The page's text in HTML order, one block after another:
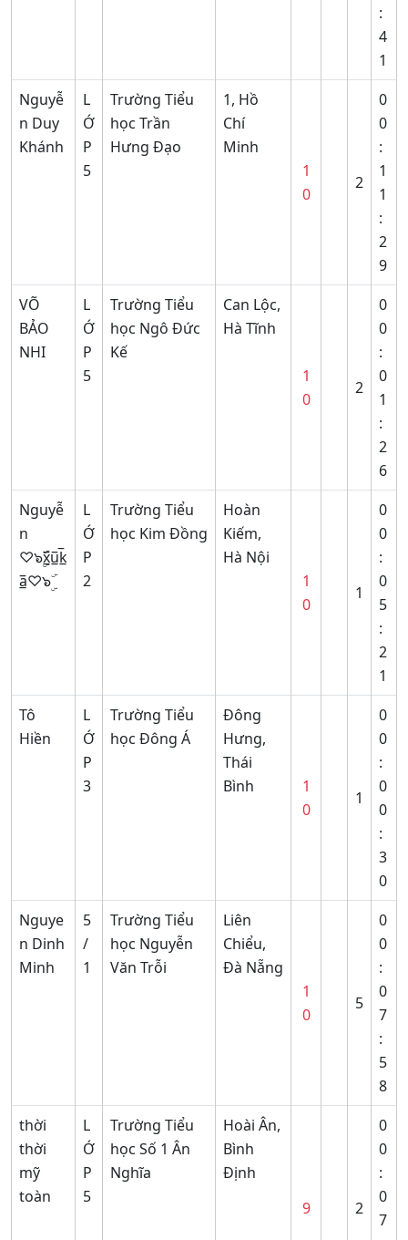
:
4
1
Nguyễ
n Duy
Khánh
L
Ớ
P
5
Trường Tiểu
học Trần
Hưng Đạo
1, Hồ
Chí
Minh
1
0
2
0
0
:
1
1
:
2
9
VÕ
BẢO
NHI
L
Ớ
P
5
Trường Tiểu
học Ngô Đức
Kế
Can Lộc,
Hà Tĩnh
1
0
2
0
0
:
0
1
:
2
6
Nguyễ
n
♡๖ۣۜx̲̅u̲̅k̲̅
a̲̅♡๖ۣۜ
L
Ớ
P
2
Trường Tiểu
học Kim Đồng
Hoàn
Kiếm,
Hà Nội
1
0
1
0
0
:
0
5
:
2
1
Tô
Hiền
L
Ớ
P
3
Trường Tiểu
học Đông Á
Đông
Hưng,
Thái
Bình
1
0
1
0
0
:
0
0
:
3
0
Nguye
n Dinh
Minh
5
/
1
Trường Tiểu
học Nguyễn
Văn Trỗi
Liên
Chiểu,
Đà Nẵng
1
0
5
0
0
:
0
7
:
5
8
thời
thời
mỹ
toàn
L
Ớ
P
5
Trường Tiểu
học Số 1 Ân
Nghĩa
Hoài Ân,
Bình
Định
9
2
0
0
:
0
7